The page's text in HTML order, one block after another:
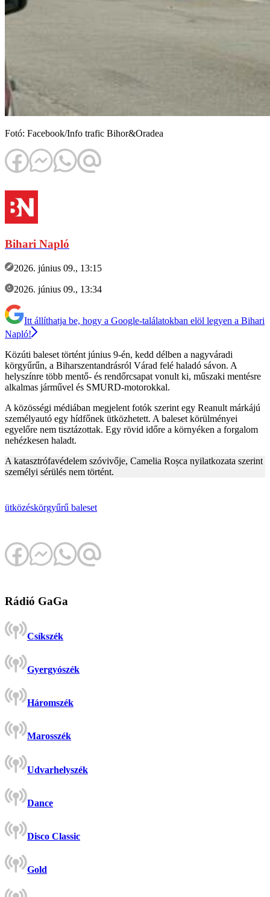
Fotó: Facebook/Info trafic Bihor&Oradea
Bihari Napló
2026. június 09., 13:15
2026. június 09., 13:34
Itt állíthatja be, hogy a Google-találatokban elöl legyen a Bihari
Napló!
Közúti baleset történt június 9-én, kedd délben a nagyváradi
körgyűrűn, a Biharszentandrásról Várad felé haladó sávon. A
helyszínre több mentő- és rendőrcsapat vonult ki, műszaki mentésre
alkalmas járművel és SMURD-motorokkal.
A közösségi médiában megjelent fotók szerint egy Reanult márkájú
személyautó egy hídfőnek ütközhetett. A baleset körülményei
egyelőre nem tisztázottak. Egy rövid időre a környéken a forgalom
nehézkesen haladt.
A katasztrófavédelem szóvivője, Camelia Roșca nyilatkozata szerint
személyi sérülés nem történt.
ütközéskörgyűrű baleset
Rádió GaGa
Csíkszék
Gyergyószék
Háromszék
Marosszék
Udvarhelyszék
Dance
Disco Classic
Gold